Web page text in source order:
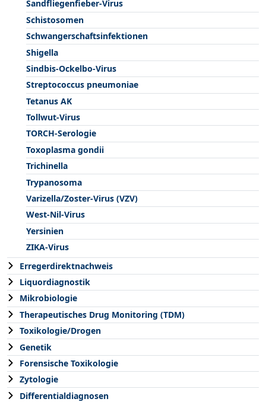
Sandfliegenfieber-Virus
Schistosomen
Schwangerschaftsinfektionen
Shigella
Sindbis-Ockelbo-Virus
Streptococcus pneumoniae
Tetanus AK
Tollwut-Virus
TORCH-Serologie
Toxoplasma gondii
Trichinella
Trypanosoma
Varizella/Zoster-Virus (VZV)
West-Nil-Virus
Yersinien
ZIKA-Virus
Erregerdirektnachweis
Liquordiagnostik
Mikrobiologie
Therapeutisches Drug Monitoring (TDM)
Toxikologie/Drogen
Genetik
Forensische Toxikologie
Zytologie
Differentialdiagnosen